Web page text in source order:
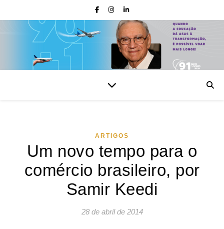
ARTIGOS
Um novo tempo para o
comércio brasileiro, por
Samir Keedi
28 de abril de 2014